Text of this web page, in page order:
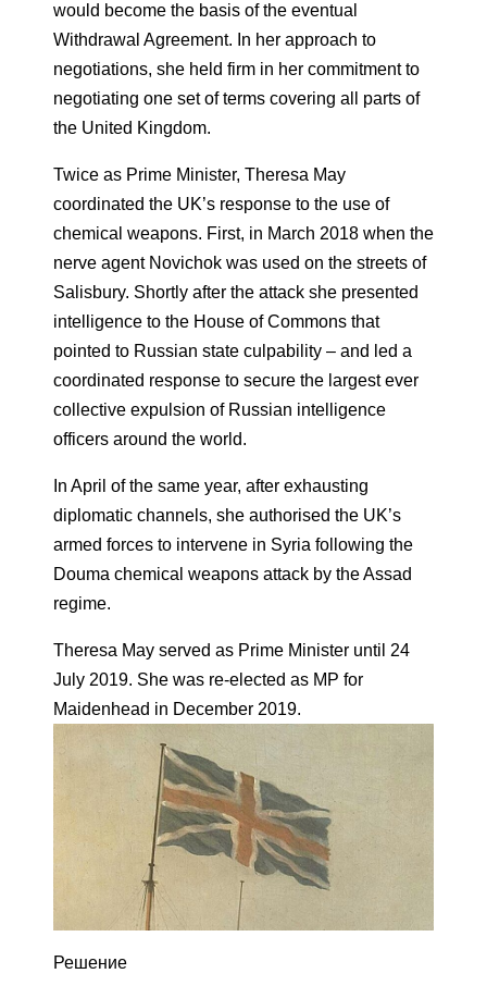
would become the basis of the eventual
Withdrawal Agreement. In her approach to
negotiations, she held firm in her commitment to
negotiating one set of terms covering all parts of
the United Kingdom.
Twice as Prime Minister, Theresa May
coordinated the UK’s response to the use of
chemical weapons. First, in March 2018 when the
nerve agent Novichok was used on the streets of
Salisbury. Shortly after the attack she presented
intelligence to the House of Commons that
pointed to Russian state culpability – and led a
coordinated response to secure the largest ever
collective expulsion of Russian intelligence
officers around the world.
In April of the same year, after exhausting
diplomatic channels, she authorised the UK’s
armed forces to intervene in Syria following the
Douma chemical weapons attack by the Assad
regime.
Theresa May served as Prime Minister until 24
July 2019. She was re-elected as MP for
Maidenhead in December 2019.
Решение